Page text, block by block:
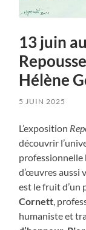
13 juin
Hélène
5 JUIN 2025
L’exposition
découvrir
professionnelle
d’œuvres aussi
est le fruit d’un
Cornett ,
humaniste et